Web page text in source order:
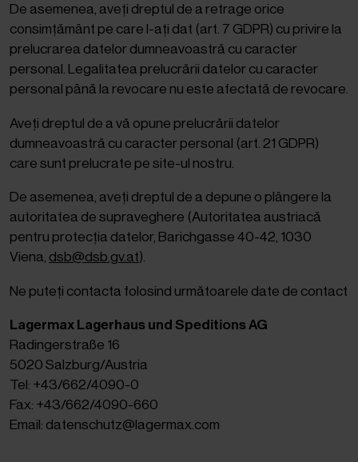
De asemenea, aveți dreptul de a retrage orice
consimțământ pe care l-ați dat (art. 7 GDPR) cu privire la
prelucrarea datelor dumneavoastră cu caracter
personal. Legalitatea prelucrării datelor cu caracter
personal până la revocare nu este afectată de revocare.
Aveți dreptul de a vă opune prelucrării datelor
dumneavoastră cu caracter personal (art. 21 GDPR)
care sunt prelucrate pe site-ul nostru.
De asemenea, aveți dreptul de a depune o plângere la
autoritatea de supraveghere (Autoritatea austriacă
pentru protecția datelor, Barichgasse 40-42, 1030
Viena, dsb@dsb.gv.at).
Ne puteți contacta folosind următoarele date de contact
Lagermax Lagerhaus und Speditions AG
Radingerstraße 16
5020 Salzburg/Austria
Tel: +43/662/4090-0
Fax: +43/662/4090-660
Email: datenschutz@lagermax.com